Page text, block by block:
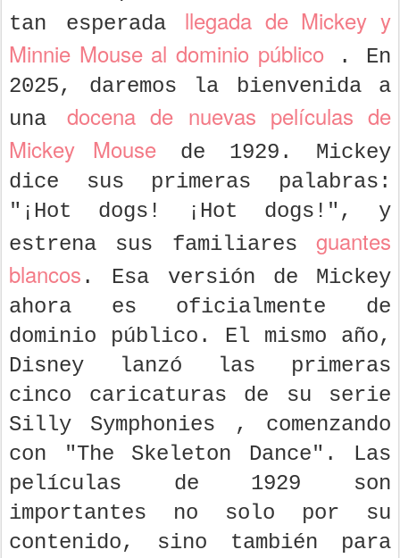
tan esperada llegada de Mickey y
Minnie Mouse al dominio público. En
2025, daremos la bienvenida a
unadocena de nuevas películas de
Mickey Mouse de 1929. Mickey
dice sus primeras palabras:
"¡Hot dogs! ¡Hot dogs!", y
estrena sus familiares guantes
blancos . Esa versión de Mickey
ahora es oficialmente de
dominio público. El mismo año,
Disney lanzó las primeras
cinco caricaturas de su serie
Silly Symphonies , comenzando
con "The Skeleton Dance". Las
películas de 1929 son
importantes no solo por su
contenido, sino también para